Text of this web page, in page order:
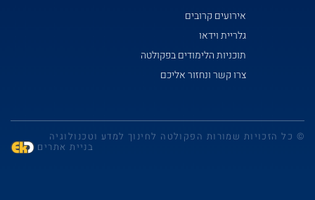
אירועים קרובים
גלריית וידאו
תוכניות הלימודים בפקולטה
צרו קשר ונחזור אליכם
© כל הזכויות שמורות הפקולטה לחינוך למדע וטכנולוגיה
בניית אתרים